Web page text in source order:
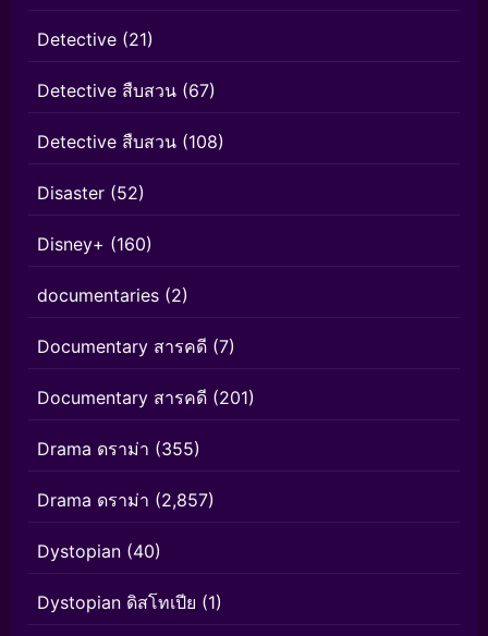
Detective (21)
Detective สืบสวน (67)
Detective สืบสวน (108)
Disaster (52)
Disney+ (160)
documentaries (2)
Documentary สารคดี (7)
Documentary สารคดี (201)
Drama ดราม่า (355)
Drama ดราม่า (2,857)
Dystopian (40)
Dystopian ดิสโทเปีย (1)